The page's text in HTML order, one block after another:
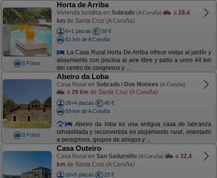
8 Fotos
Horta de Arriba
Vivienda turística en Sobrado (A Coruña) a 28,4
km de Santa Cruz (A Coruña)
6+1 plazas
50 €
61 km de A Coruña
La Casa Rural Horta De Arriba ofrece vistas al jardín y
alojamiento con piscina al aire libre y patio a unos 44 km
del centro de congresos y ...
8 Fotos
Abeiro da Loba
Casa Rural en Sobrado / Dos Monxes (A Coruña)
a 29 km de Santa Cruz (A Coruña)
26+4 plazas
40 €
59 km de A Coruña
Abeiro da loba es una antigua casa de labranza
rehabilitada y reconvertida en alojamiento rural, orientado
a peregrinos, grupos de amigos y ...
Casa Outeiro
Casa Rural en San Sadurniño (A Coruña) a 32,4
km de Santa Cruz (A Coruña)
10+5 plazas 23 €